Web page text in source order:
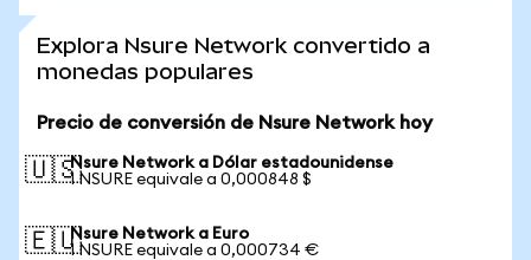
Explora Nsure Network convertido a
monedas populares
Precio de conversión de Nsure Network hoy
🇺🇸Nsure Network a Dólar estadounidense
1 NSURE equivale a 0,000848 $
🇪🇺Nsure Network a Euro
1 NSURE equivale a 0,000734 €